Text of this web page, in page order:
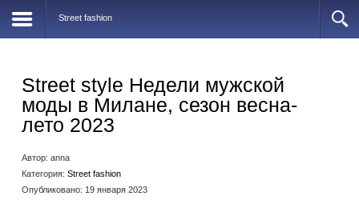
Street fashion
Street style Недели мужской
моды в Милане, сезон весна-
лето 2023
Автор: anna
Категория: Street fashion
Опубликовано: 19 января 2023